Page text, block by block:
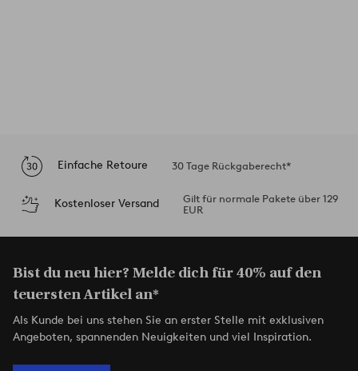
Einfache Retoure 30 Tage Rückgaberecht*
Kostenloser Versand
Gilt für normale Pakete über 129
EUR
Bist du neu hier? Melde dich für 40% auf den
teuersten Artikel an*
Als Kunde bei uns stehen Sie an erster Stelle mit exklusiven
Angeboten, spannenden Neuigkeiten und viel Inspiration.